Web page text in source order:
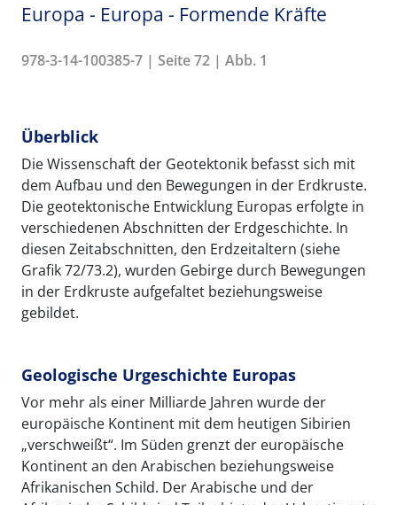
Europa - Europa - Formende Kräfte
978-3-14-100385-7 | Seite 72 | Abb. 1
Überblick
Die Wissenschaft der Geotektonik befasst sich mit
dem Aufbau und den Bewegungen in der Erdkruste.
Die geotektonische Entwicklung Europas erfolgte in
verschiedenen Abschnitten der Erdgeschichte. In
diesen Zeitabschnitten, den Erdzeitaltern (siehe
Grafik 72/73.2), wurden Gebirge durch Bewegungen
in der Erdkruste aufgefaltet beziehungsweise
gebildet.
Geologische Urgeschichte Europas
Vor mehr als einer Milliarde Jahren wurde der
europäische Kontinent mit dem heutigen Sibirien
„verschweißt“. Im Süden grenzt der europäische
Kontinent an den Arabischen beziehungsweise
Afrikanischen Schild. Der Arabische und der